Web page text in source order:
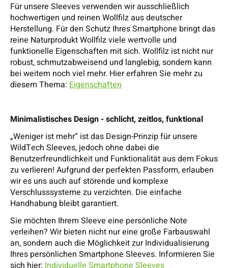
Für unsere Sleeves verwenden wir ausschließlich
hochwertigen und reinen Wollfilz aus deutscher
Herstellung. Für den Schutz Ihres Smartphone bringt das
reine Naturprodukt Wollfilz viele wertvolle und
funktionelle Eigenschaften mit sich. Wollfilz ist nicht nur
robust, schmutzabweisend und langlebig, sondern kann
bei weitem noch viel mehr. Hier erfahren Sie mehr zu
diesem Thema: Eigenschaften
Minimalistisches Design - schlicht, zeitlos, funktional
„Weniger ist mehr“ ist das Design-Prinzip für unsere
WildTech Sleeves, jedoch ohne dabei die
Benutzerfreundlichkeit und Funktionalität aus dem Fokus
zu verlieren! Aufgrund der perfekten Passform, erlauben
wir es uns auch auf störende und komplexe
Verschlusssysteme zu verzichten. Die einfache
Handhabung bleibt garantiert.
Sie möchten Ihrem Sleeve eine persönliche Note
verleihen? Wir bieten nicht nur eine große Farbauswahl
an, sondern auch die Möglichkeit zur Individualisierung
Ihres persönlichen Smartphone Sleeves. Informieren Sie